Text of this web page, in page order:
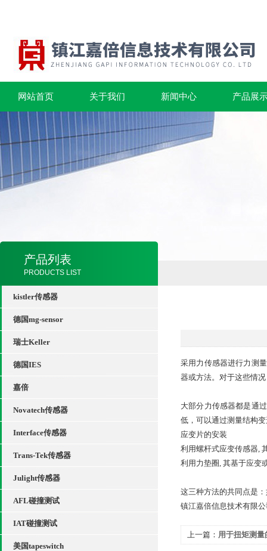
网站首页 关于我们 新闻中心 产品展
产品列表
PRODUCTS LIST
kistler传感器
德国mg-sensor
瑞士Keller
德国IES
嘉倍
Novatech传感器
Interface传感器
Trans-Tek传感器
Julight传感器
AFL碰撞测试
IAT碰撞测试
美国tapeswitch
采用力传感器进行力测
器或方法。对于这些情
大部分力传感器都是通
低，可以通过测量结构
应变片的安装
利用螺杆式应变传感器,
利用力垫圈, 其基于应变
这三种方法的共同点是
镇江嘉倍信息技术有限
上一篇： 用于扭矩测